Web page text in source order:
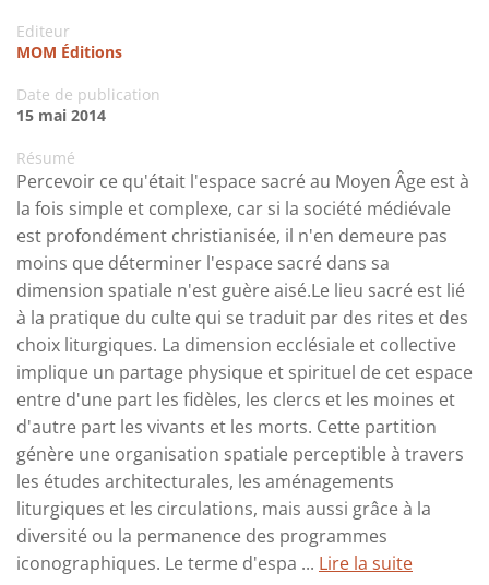
Editeur
MOM Éditions
Date de publication
15 mai 2014
Résumé
Percevoir ce qu'était l'espace sacré au Moyen Âge est à
la fois simple et complexe, car si la société médiévale
est profondément christianisée, il n'en demeure pas
moins que déterminer l'espace sacré dans sa
dimension spatiale n'est guère aisé.Le lieu sacré est lié
à la pratique du culte qui se traduit par des rites et des
choix liturgiques. La dimension ecclésiale et collective
implique un partage physique et spirituel de cet espace
entre d'une part les fidèles, les clercs et les moines et
d'autre part les vivants et les morts. Cette partition
génère une organisation spatiale perceptible à travers
les études architecturales, les aménagements
liturgiques et les circulations, mais aussi grâce à la
diversité ou la permanence des programmes
iconographiques. Le terme d'espa ... Lire la suite